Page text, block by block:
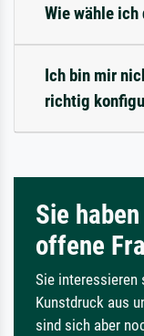
Wie wähle
Ich bin mir
richtig
Sie
offene
Sie interessieren
Kunstdruck aus
sind sich aber